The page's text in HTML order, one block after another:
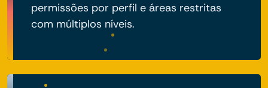
permissões por perfil e áreas restritas
com múltiplos níveis.